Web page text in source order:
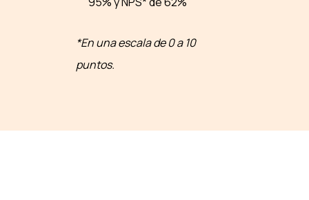
*En una escala de 0 a 10
puntos.